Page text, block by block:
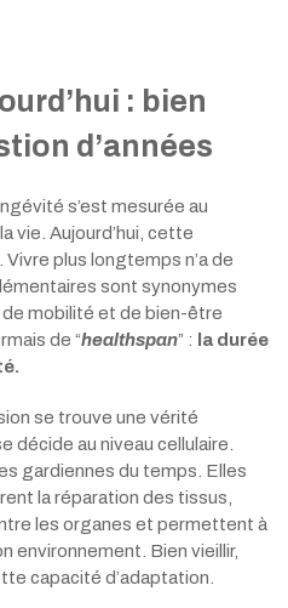
: bien
d’années
s’est mesurée au
vie. Aujourd’hui, cette
plus longtemps n’a de
sont synonymes
de mobilité et de bien-être
de “healthspan” :
la durée
se trouve une vérité
décide au niveau cellulaire.
gardiennes du temps. Elles
la réparation des tissus,
les organes et permettent à
environnement. Bien vieillir,
capacité d’adaptation.